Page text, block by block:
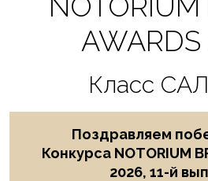
Класс
Поздравляем
Конкурса NOTORIUM
2026, 11-й